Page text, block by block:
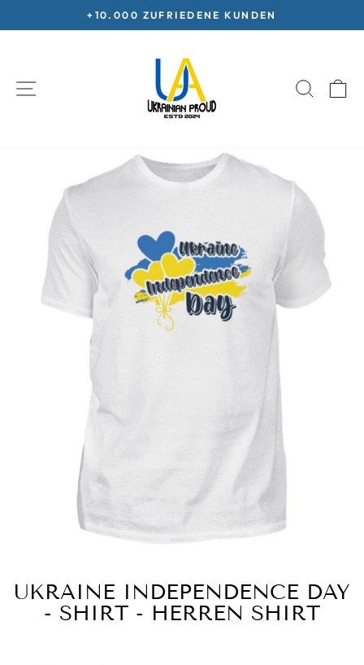
to
Pause
slideshow
+10.000 ZUFRIEDENE KUNDEN
SITE NAVIGATION
UKRAINE INDEPENDENCE DAY
- SHIRT - HERREN SHIRT